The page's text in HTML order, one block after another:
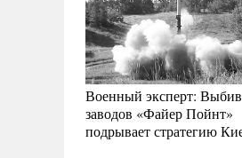
Военный эксперт:
заводов «Файер Пойнт»
подрывает стратегию